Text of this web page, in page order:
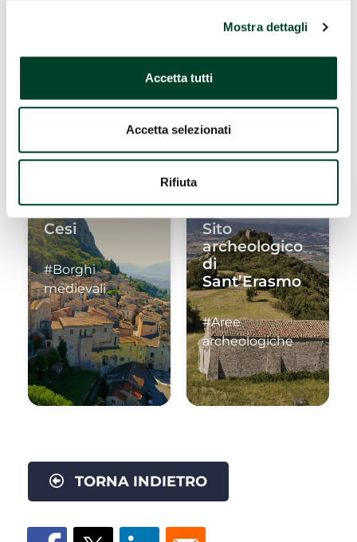
Mostra dettagli
Accetta tutti
Accetta selezionati
Rifiuta
COSA VEDERE
DOVE DORMIRE
DOVE MANGIARE
Cesi
#Borghi
medievali
Sito
archeologico
di
Sant’Erasmo
#Aree
archeologiche
TORNA INDIETRO